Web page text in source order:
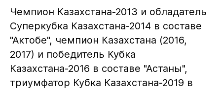
Чемпион Казахстана-2013 и обладатель
Суперкубка Казахстана-2014 в составе
"Актобе", чемпион Казахстана (2016,
2017) и победитель Кубка
Казахстана-2016 в составе "Астаны",
триумфатор Кубка Казахстана-2019 в